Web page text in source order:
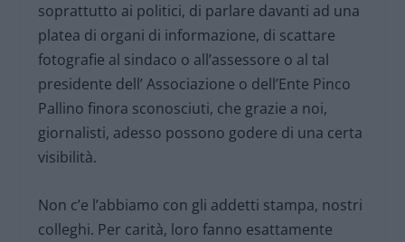
soprattutto ai politici, di parlare davanti ad una
platea di organi di informazione, di scattare
fotografie al sindaco o all’assessore o al tal
presidente dell’ Associazione o dell’Ente Pinco
Pallino finora sconosciuti, che grazie a noi,
giornalisti, adesso possono godere di una certa
visibilità.
Non c’e l’abbiamo con gli addetti stampa, nostri
colleghi. Per carità, loro fanno esattamente